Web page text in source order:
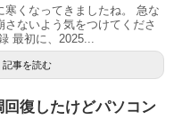
寒くなってきましたね。 急な
ないよう気をつけてくださ
最初に、2025...
記事を読む
回復したけどパソコン